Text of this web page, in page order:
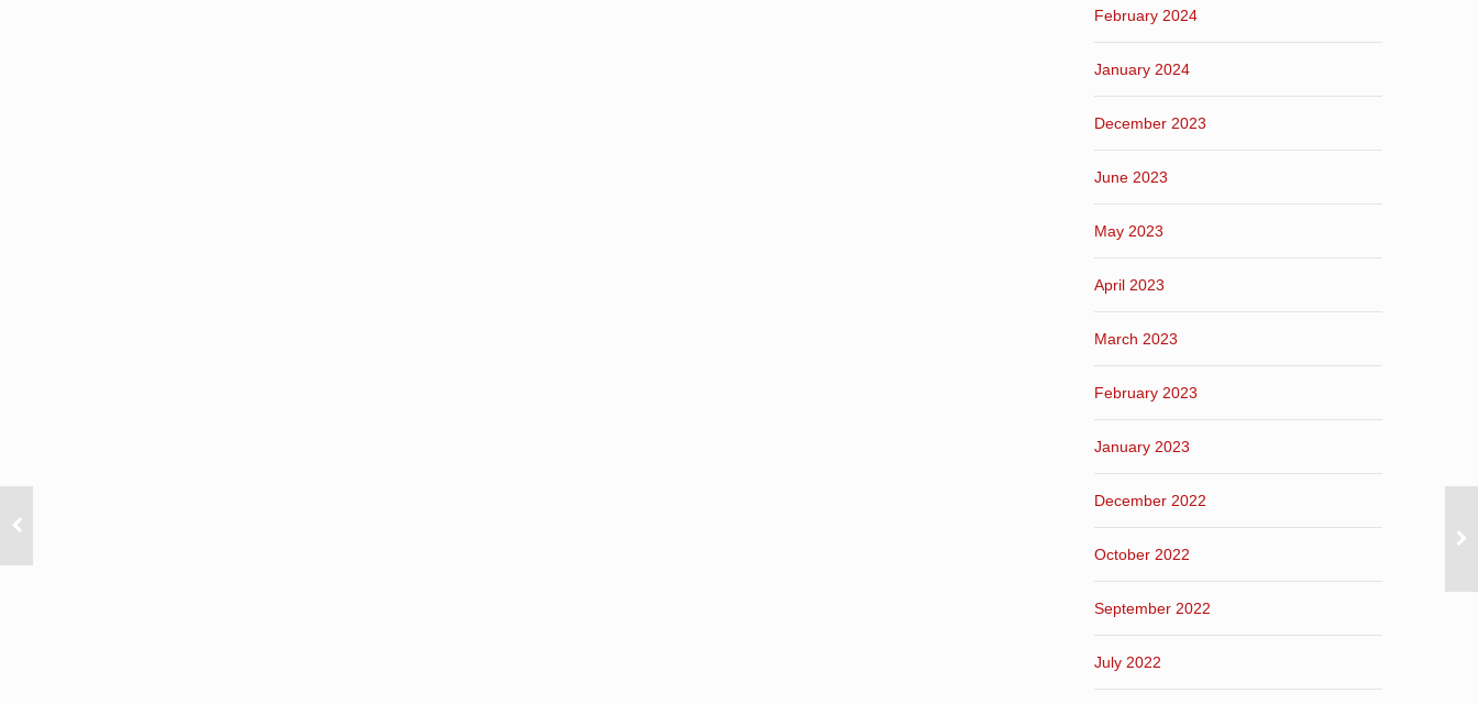
February 2024
January 2024
December 2023
June 2023
May 2023
April 2023
March 2023
February 2023
January 2023
December 2022
October 2022
September 2022
July 2022